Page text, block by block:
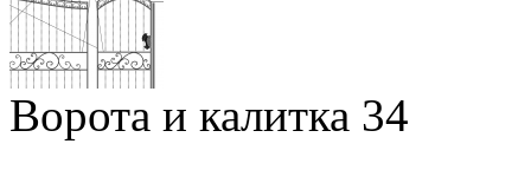
Ворота и калитка 34